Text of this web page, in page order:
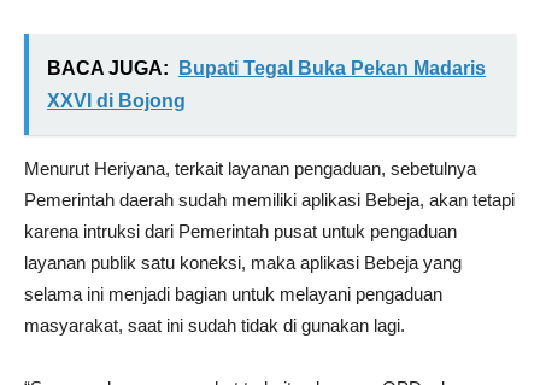
BACA JUGA:
Bupati Tegal Buka Pekan Madaris
XXVI di Bojong
Menurut Heriyana, terkait layanan pengaduan, sebetulnya
Pemerintah daerah sudah memiliki aplikasi Bebeja, akan tetapi
karena intruksi dari Pemerintah pusat untuk pengaduan
layanan publik satu koneksi, maka aplikasi Bebeja yang
selama ini menjadi bagian untuk melayani pengaduan
masyarakat, saat ini sudah tidak di gunakan lagi.